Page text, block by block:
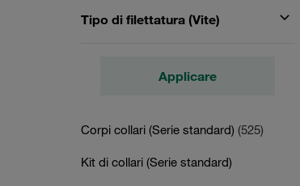
Tipo di filettatura (Vite)
Applicare
Corpi collari (Serie standard) (525)
Kit di collari (Serie standard)